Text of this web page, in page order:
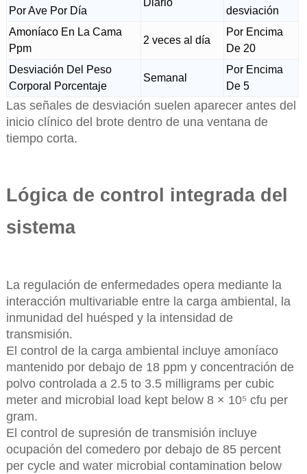
Por Ave Por Día
desviación
Amoníaco En La Cama
Ppm
2 veces al día
Por Encima
De 20
Desviación Del Peso
Corporal Porcentaje
Semanal
Por Encima
De 5
Las señales de desviación suelen aparecer antes del
inicio clínico del brote dentro de una ventana de
tiempo corta.
Lógica de control integrada del
sistema
La regulación de enfermedades opera mediante la
interacción multivariable entre la carga ambiental, la
inmunidad del huésped y la intensidad de
transmisión.
El control de la carga ambiental incluye amoníaco
mantenido por debajo de 18 ppm y concentración de
polvo controlada a 2.5 to 3.5 milligrams per cubic
meter and microbial load kept below 8 × 10⁵ cfu per
gram.
El control de supresión de transmisión incluye
ocupación del comedero por debajo de 85 percent
per cycle and water microbial contamination below